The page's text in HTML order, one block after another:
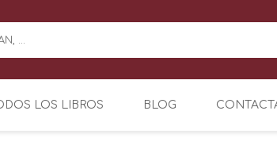
LOS LIBROS BLOG